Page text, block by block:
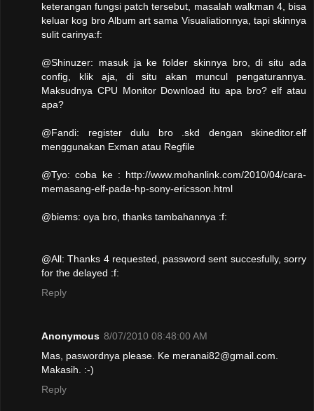
keterangan fungsi patch tersebut, masalah walkman 4, bisa
keluar kog bro Album art sama Visualiationnya, tapi skinnya
sulit carinya:f:
@Shinuzer: masuk ja ke folder skinnya bro, di situ ada
config, klik aja, di situ akan muncul pengaturannya.
Maksudnya CPU Monitor Download itu apa bro? elf atau
apa?
@Fandi: register dulu bro .skd dengan skineditor.elf
menggunakan Exman atau Regfile
@Tyo: coba ke : http://www.mohanlink.com/2010/04/cara-
memasang-elf-pada-hp-sony-ericsson.html
@biems: oya bro, thanks tambahannya :f:
@All: Thanks 4 requested, password sent succesfully, sorry
for the delayed :f:
Reply
Anonymous 8/07/2010 08:48:00 AM
Mas, paswordnya please. Ke meranai82@gmail.com.
Makasih. :-)
Reply